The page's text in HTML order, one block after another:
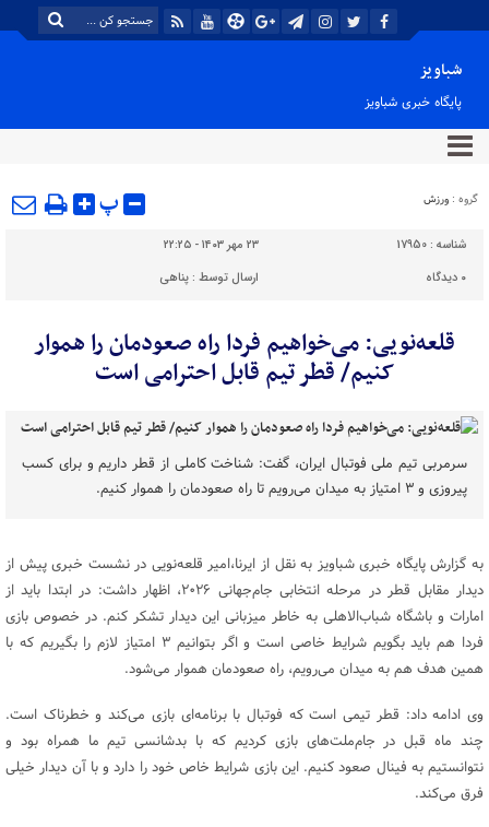
شباویز
پایگاه خبری شباویز
گروه : ورزش پ
شناسه : 17950
۲۳ مهر ۱۴۰۳ - ۲۲:۲۵
۰ دیدگاه ارسال توسط :پناهی
قلعه‌نویی: می‌خواهیم فردا راه صعودمان را هموار
کنیم/ قطر تیم قابل احترامی است
سرمربی تیم ملی فوتبال ایران، گفت: شناخت کاملی از قطر داریم و برای کسب
پیروزی و ۳ امتیاز به میدان می‌رویم تا راه صعودمان را هموار کنیم.
به گزارش پایگاه خبری شباویز به نقل از ایرنا،امیر قلعه‌نویی در نشست خبری پیش از
دیدار مقابل قطر در مرحله انتخابی جام‌جهانی ۲۰۲۶، اظهار داشت: در ابتدا باید از
امارات و باشگاه شباب‌الاهلی به خاطر میزبانی این دیدار تشکر کنم. در خصوص بازی
فردا هم باید بگویم شرایط خاصی است و اگر بتوانیم ۳ امتیاز لازم را بگیریم که با
همین هدف هم به میدان می‌رویم، راه صعودمان هموار می‌شود.
وی ادامه داد: قطر تیمی است که فوتبال با برنامه‌ای بازی می‌کند و خطرناک است.
چند ماه قبل در جام‌ملت‌های بازی کردیم که با بدشانسی تیم ما همراه بود و
نتوانستیم به فینال صعود کنیم. این بازی شرایط خاص خود را دارد و با آن دیدار خیلی
فرق می‌کند.